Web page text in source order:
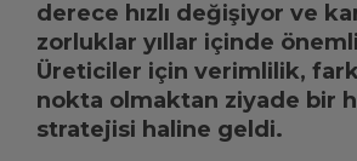
derece hızlı değişiyor ve
zorluklar yıllar içinde
Üreticiler için verimlilik,
nokta olmaktan ziyade bir
stratejisi haline geldi.